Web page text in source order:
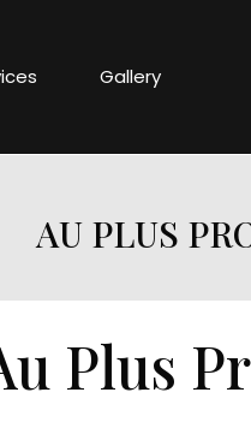
Gallery
AU PLUS
Plus